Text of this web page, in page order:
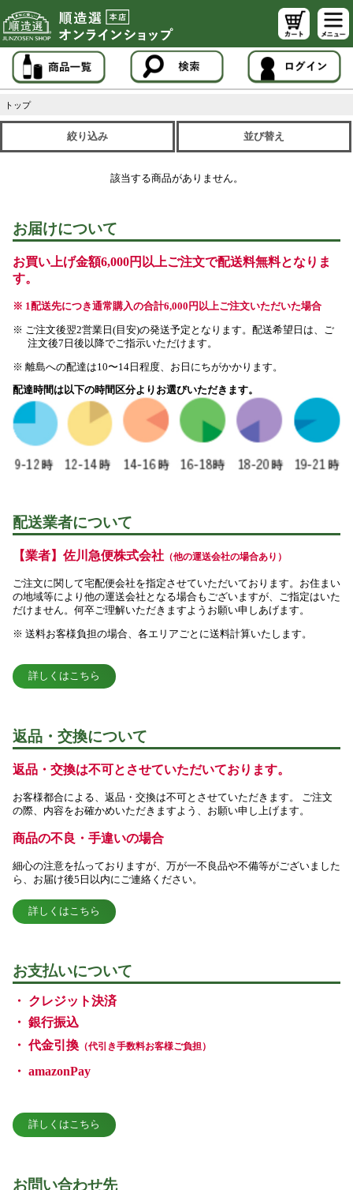
トップ
絞り込み 並び替え
該当する商品がありません。